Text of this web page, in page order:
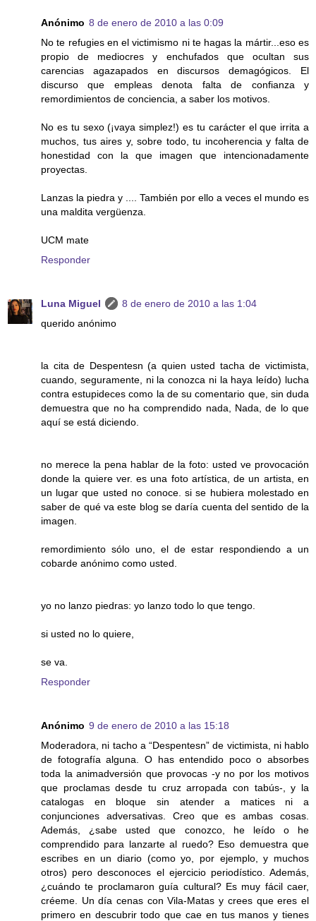
Anónimo 8 de enero de 2010 a las 0:09
No te refugies en el victimismo ni te hagas la mártir...eso es
propio de mediocres y enchufados que ocultan sus
carencias agazapados en discursos demagógicos. El
discurso que empleas denota falta de confianza y
remordimientos de conciencia, a saber los motivos.
No es tu sexo (¡vaya simplez!) es tu carácter el que irrita a
muchos, tus aires y, sobre todo, tu incoherencia y falta de
honestidad con la que imagen que intencionadamente
proyectas.
Lanzas la piedra y .... También por ello a veces el mundo es
una maldita vergüenza.
UCM mate
Responder
Luna Miguel
8 de enero de 2010 a las 1:04
querido anónimo
la cita de Despentesn (a quien usted tacha de victimista,
cuando, seguramente, ni la conozca ni la haya leído) lucha
contra estupideces como la de su comentario que, sin duda
demuestra que no ha comprendido nada, Nada, de lo que
aquí se está diciendo.
no merece la pena hablar de la foto: usted ve provocación
donde la quiere ver. es una foto artística, de un artista, en
un lugar que usted no conoce. si se hubiera molestado en
saber de qué va este blog se daría cuenta del sentido de la
imagen.
remordimiento sólo uno, el de estar respondiendo a un
cobarde anónimo como usted.
yo no lanzo piedras: yo lanzo todo lo que tengo.
si usted no lo quiere,
se va.
Responder
Anónimo 9 de enero de 2010 a las 15:18
Moderadora, ni tacho a “Despentesn” de victimista, ni hablo
de fotografía alguna. O has entendido poco o absorbes
toda la animadversión que provocas -y no por los motivos
que proclamas desde tu cruz arropada con tabús-, y la
catalogas en bloque sin atender a matices ni a
conjunciones adversativas. Creo que es ambas cosas.
Además, ¿sabe usted que conozco, he leído o he
comprendido para lanzarte al ruedo? Eso demuestra que
escribes en un diario (como yo, por ejemplo, y muchos
otros) pero desconoces el ejercicio periodístico. Además,
¿cuándo te proclamaron guía cultural? Es muy fácil caer,
créeme. Un día cenas con Vila-Matas y crees que eres el
primero en descubrir todo que cae en tus manos y tienes